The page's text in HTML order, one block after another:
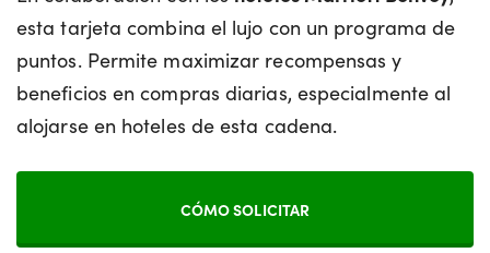
esta tarjeta combina el lujo con un programa de
puntos. Permite maximizar recompensas y
beneficios en compras diarias, especialmente al
alojarse en hoteles de esta cadena.
CÓMO SOLICITAR